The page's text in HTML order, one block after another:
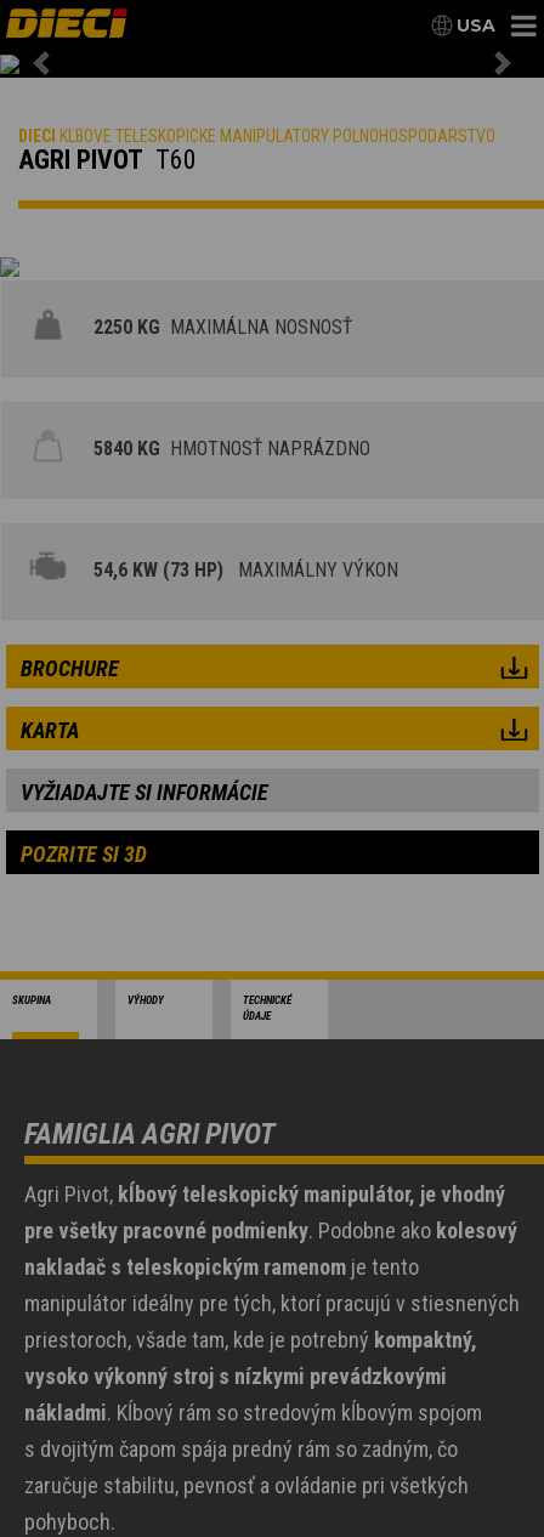
USA
Previous
DIECI KLBOVE TELESKOPICKE MANIPULATORY POLNOHOSPODARSTVO
AGRI PIVOT T60
2250 KG MAXIMÁLNA NOSNOSŤ
5840 KG HMOTNOSŤ NAPRÁZDNO
54,6 KW (73 HP) MAXIMÁLNY VÝKON
BROCHURE
KARTA
VYŽIADAJTE SI INFORMÁCIE
POZRITE SI 3D
SKUPINA VÝHODY
TECHNICKÉ
ÚDAJE
FAMIGLIA AGRI PIVOT
Agri Pivot, kĺbový teleskopický manipulátor, je vhodný
pre všetky pracovné podmienky. Podobne ako kolesový
nakladač s teleskopickým ramenom je tento
manipulátor ideálny pre tých, ktorí pracujú v stiesnených
priestoroch, všade tam, kde je potrebný kompaktný,
vysoko výkonný stroj s nízkymi prevádzkovými
nákladmi. Kĺbový rám so stredovým kĺbovým spojom
s dvojitým čapom spája predný rám so zadným, čo
zaručuje stabilitu, pevnosť a ovládanie pri všetkých
pohyboch.